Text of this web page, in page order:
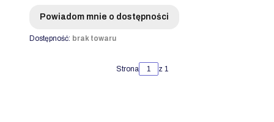
Powiadom mnie o dostępności
Dostępność: brak towaru
Strona z 1